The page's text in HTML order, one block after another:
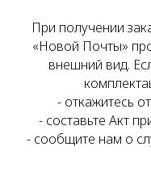
При получении
«Новой Почты»
внешний вид.
- откажитесь
- составьте Акт
- сообщите нам о